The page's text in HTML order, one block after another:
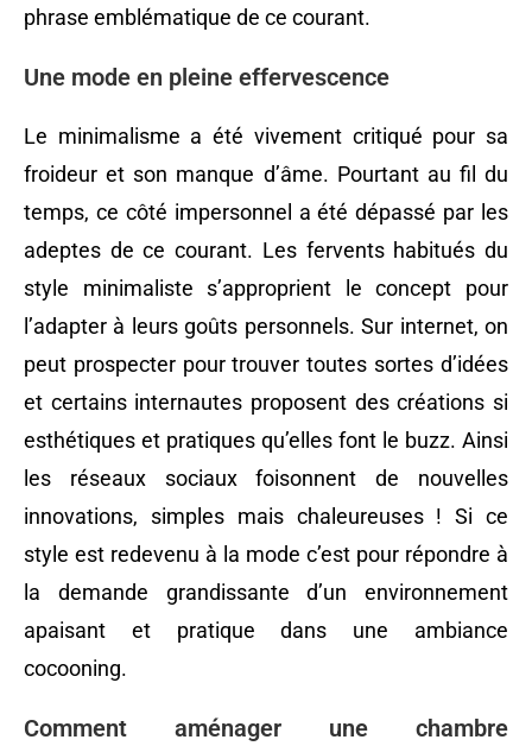
phrase emblématique de ce courant.
Une mode en pleine effervescence
Le minimalisme a été vivement critiqué pour sa
froideur et son manque d’âme. Pourtant au fil du
temps, ce côté impersonnel a été dépassé par les
adeptes de ce courant. Les fervents habitués du
style minimaliste s’approprient le concept pour
l’adapter à leurs goûts personnels. Sur internet, on
peut prospecter pour trouver toutes sortes d’idées
et certains internautes proposent des créations si
esthétiques et pratiques qu’elles font le buzz. Ainsi
les réseaux sociaux foisonnent de nouvelles
innovations, simples mais chaleureuses ! Si ce
style est redevenu à la mode c’est pour répondre à
la demande grandissante d’un environnement
apaisant et pratique dans une ambiance
cocooning.
Comment aménager une chambre